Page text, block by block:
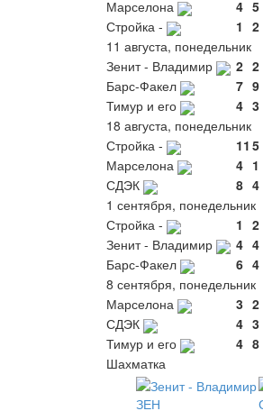
Марселона
4 5
Стройка -
1 2
11 августа, понедельник
Зенит - Владимир
2 2
Барс-Факел
7 9
Тимур и его
4 3
18 августа, понедельник
Стройка -
11 5
Марселона
4 1
СДЭК
8 4
1 сентября, понедельник
Стройка -
1 2
Зенит - Владимир
4 4
Барс-Факел
6 4
8 сентября, понедельник
Марселона
3 2
СДЭК
4 3
Тимур и его
4 8
Шахматка
ЗЕН